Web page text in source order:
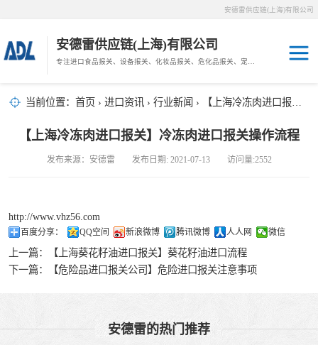
安德雷供应链(上海)有限公司
安德雷供应链(上海)有限公司
当前位置： 首页 › 进口资讯 › 行业新闻 › 【上海冷冻肉进口报关】冷冻肉进口报关操作流程
【上海冷冻肉进口报关】冷冻肉进口报关操作流程
发布来源：安德雷 发布日期: 2021-07-13 访问量:2552
http://www.vhz56.com
百度分享： QQ空间 新浪微博 腾讯微博 人人网 微信
上一篇：
【上海葵花籽油进口报关】葵花籽油进口流程
下一篇：
【危险品进口报关公司】危险进口报关注意事项
安德雷的热门推荐
其他报关
海鲜进口
宠物粮进口
危化品进口
木材报关
药材报关
汽车/游艇报关